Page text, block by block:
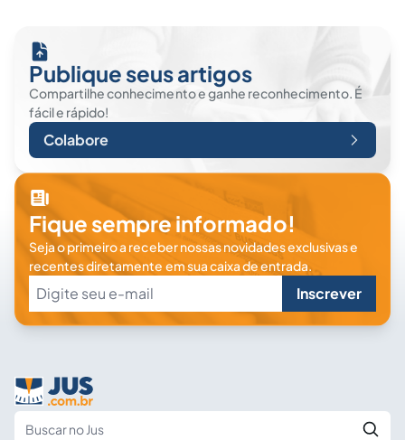
Publique seus artigos
Compartilhe conhecimento e ganhe reconhecimento. É
fácil e rápido!
Colabore
Fique sempre informado!
Seja o primeiro a receber nossas novidades exclusivas e
recentes diretamente em sua caixa de entrada.
Inscrever